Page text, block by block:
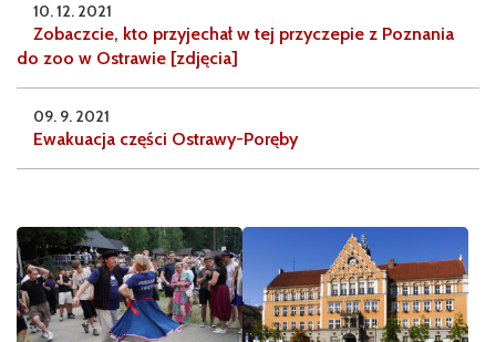
10. 12. 2021
Zobaczcie, kto przyjechał w tej przyczepie z Poznania
do zoo w Ostrawie [zdjęcia]
09. 9. 2021
Ewakuacja części Ostrawy-Poręby